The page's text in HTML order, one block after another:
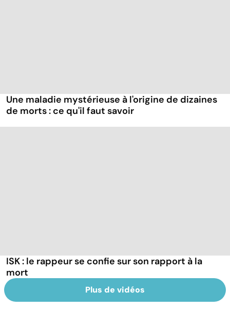
Une maladie mystérieuse à l'origine de dizaines
de morts : ce qu'il faut savoir
ISK : le rappeur se confie sur son rapport à la
mort
Plus de vidéos